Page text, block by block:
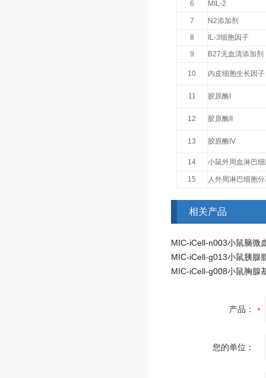
6 MIL-2
7
N2添加剂
8
IL-3细胞因子
9
B27无血清添加剂
10 内皮细胞生长因子
11 胶原酶I
12 胶原酶II
13 胶原酶IV
14 小鼠外周血淋巴
15 人外周淋巴细胞
相关产品
产品：
您的单位：